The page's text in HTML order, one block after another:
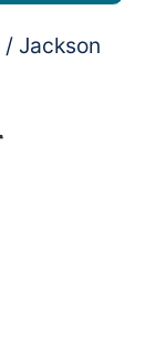
/ Jackson